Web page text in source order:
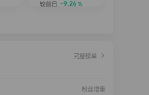
较前日 -9.26 %
完整榜单
粉丝增量